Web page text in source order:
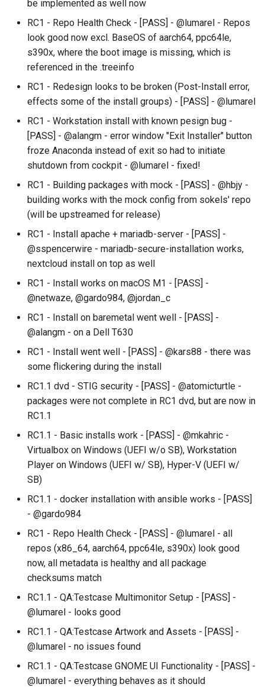
be implemented as well now
RC1 - Repo Health Check - [PASS] - @lumarel - Repos
look good now excl. BaseOS of aarch64, ppc64le,
s390x, where the boot image is missing, which is
referenced in the .treeinfo
RC1 - Redesign looks to be broken (Post-Install error,
effects some of the install groups) - [PASS] - @lumarel
RC1 - Workstation install with known pesign bug -
[PASS] - @alangm - error window "Exit Installer" button
froze Anaconda instead of exit so had to initiate
shutdown from cockpit - @lumarel - fixed!
RC1 - Building packages with mock - [PASS] - @hbjy -
building works with the mock config from sokels' repo
(will be upstreamed for release)
RC1 - Install apache + mariadb-server - [PASS] -
@sspencerwire - mariadb-secure-installation works,
nextcloud install on top as well
RC1 - Install works on macOS M1 - [PASS] -
@netwaze, @gardo984, @jordan_c
RC1 - Install on baremetal went well - [PASS] -
@alangm - on a Dell T630
RC1 - Install went well - [PASS] - @kars88 - there was
some flickering during the install
RC1.1 dvd - STIG security - [PASS] - @atomicturtle -
packages were not complete in RC1 dvd, but are now in
RC1.1
RC1.1 - Basic installs work - [PASS] - @mkahric -
Virtualbox on Windows (UEFI w/o SB), Workstation
Player on Windows (UEFI w/ SB), Hyper-V (UEFI w/
SB)
RC1.1 - docker installation with ansible works - [PASS]
- @gardo984
RC1 - Repo Health Check - [PASS] - @lumarel - all
repos (x86_64, aarch64, ppc64le, s390x) look good
now, all metadata is healthy and all package
checksums match
RC1.1 - QA:Testcase Multimonitor Setup - [PASS] -
@lumarel - looks good
RC1.1 - QA:Testcase Artwork and Assets - [PASS] -
@lumarel - no issues found
RC1.1 - QA:Testcase GNOME UI Functionality - [PASS] -
@lumarel - everything behaves as it should